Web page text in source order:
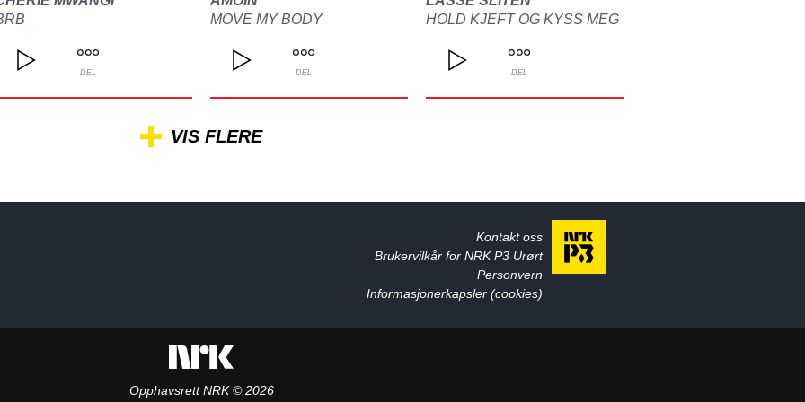
DEL
MOVE MY BODY
DEL
HOLD KJEFT OG KYSS MEG
DEL
VIS FLERE
Kontakt oss
Brukervilkår for NRK P3 Urørt
Personvern
Informasjonerkapsler (cookies)
Opphavsrett NRK © 2026